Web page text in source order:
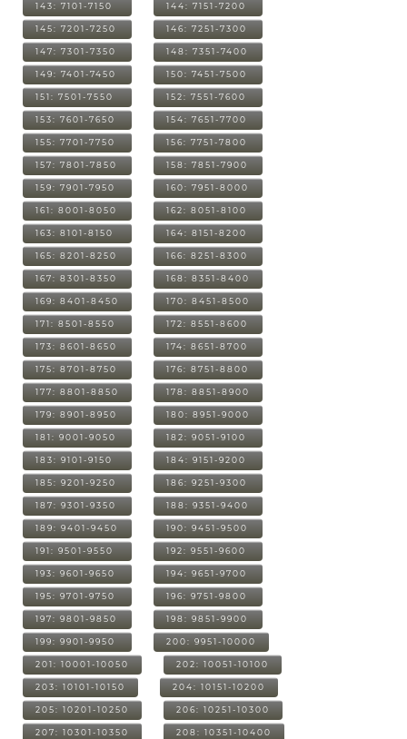
143: 7101-7150 144: 7151-7200
145: 7201-7250 146: 7251-7300
147: 7301-7350 148: 7351-7400
149: 7401-7450 150: 7451-7500
151: 7501-7550 152: 7551-7600
153: 7601-7650 154: 7651-7700
155: 7701-7750 156: 7751-7800
157: 7801-7850 158: 7851-7900
159: 7901-7950 160: 7951-8000
161: 8001-8050 162: 8051-8100
163: 8101-8150 164: 8151-8200
165: 8201-8250 166: 8251-8300
167: 8301-8350 168: 8351-8400
169: 8401-8450 170: 8451-8500
171: 8501-8550 172: 8551-8600
173: 8601-8650 174: 8651-8700
175: 8701-8750 176: 8751-8800
177: 8801-8850 178: 8851-8900
179: 8901-8950 180: 8951-9000
181: 9001-9050 182: 9051-9100
183: 9101-9150 184: 9151-9200
185: 9201-9250 186: 9251-9300
187: 9301-9350 188: 9351-9400
189: 9401-9450 190: 9451-9500
191: 9501-9550 192: 9551-9600
193: 9601-9650 194: 9651-9700
195: 9701-9750 196: 9751-9800
197: 9801-9850 198: 9851-9900
199: 9901-9950 200: 9951-10000
201: 10001-10050 202: 10051-10100
203: 10101-10150 204: 10151-10200
205: 10201-10250 206: 10251-10300
207: 10301-10350 208: 10351-10400